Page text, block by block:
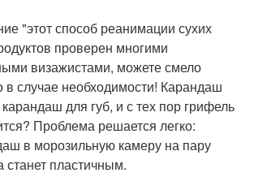
"этот способ реанимации сухих
проверен многими
визажистами, можете смело
в случае необходимости! Карандаш
для губ, и с тех пор грифель
Проблема решается легко:
в морозильную камеру на пару
станет пластичным.